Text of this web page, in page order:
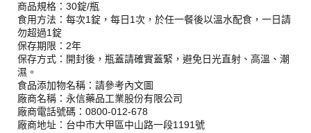
商品規格：30錠/瓶
食用方法：每次1錠，每日1次，於任一餐後以溫水配食，一日請
勿超過1錠
保存期限：2年
保存方式：開封後，瓶蓋請確實蓋緊，避免日光直射、高溫、潮
濕。
食品添加物名稱：請參考內文圖
廠商名稱：永信藥品工業股份有限公司
廠商電話號碼：0800-012-678
廠商地址：台中市大甲區中山路一段1191號